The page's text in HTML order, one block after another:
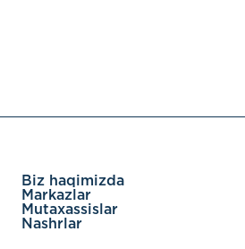
Biz haqimizda
Markazlar
Mutaxassislar
Nashrlar